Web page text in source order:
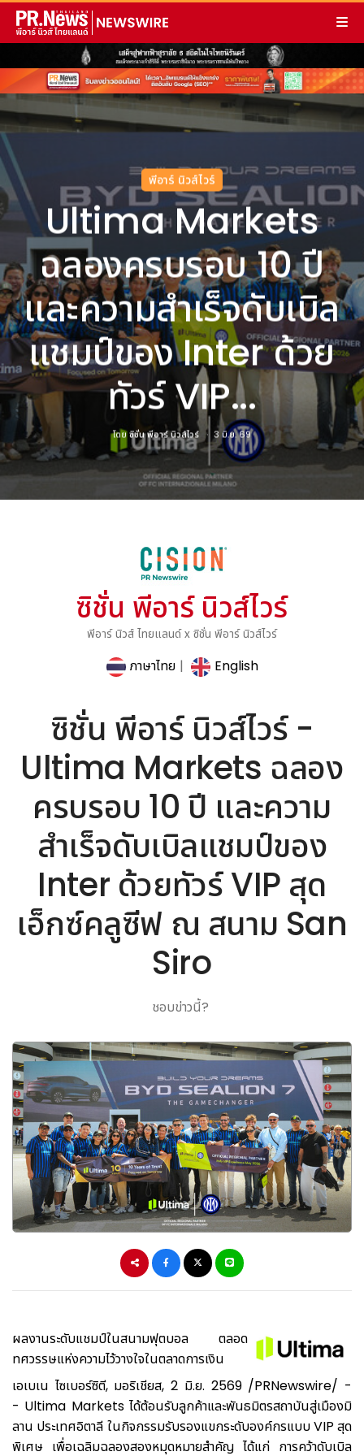
พีอาร์ นิวส์ไวร์
Ultima Markets
ฉลองครบรอบ 10 ปี
และความสำเร็จดับเบิล
แชมป์ของ Inter ด้วย
ทัวร์ VIP...
โดยซิชั่น พีอาร์ นิวส์ไวร์ 3 มิ.ย. 69
ซิชั่น พีอาร์ นิวส์ไวร์
พีอาร์ นิวส์ ไทยแลนด์ x ซิชั่น พีอาร์ นิวส์ไวร์
ภาษาไทย | English
ซิชั่น พีอาร์ นิวส์ไวร์ -
Ultima Markets ฉลอง
ครบรอบ 10 ปี และความ
สำเร็จดับเบิลแชมป์ของ
Inter ด้วยทัวร์ VIP สุด
เอ็กซ์คลูซีฟ ณ สนาม San
Siro
ชอบข่าวนี้?
ผลงานระดับแชมป์ในสนามฟุตบอล ตลอด
ทศวรรษแห่งความไว้วางใจในตลาดการเงิน
เอเบเน ไซเบอร์ซิตี, มอริเชียส, 2 มิ.ย. 2569 /PRNewswire/ -
- Ultima Markets ได้ต้อนรับลูกค้าและพันธมิตรสถาบันสู่เมืองมิ
ลาน ประเทศอิตาลี ในกิจกรรมรับรองแขกระดับองค์กรแบบ VIP สุด
พิเศษ เพื่อเฉลิมฉลองสองหมุดหมายสำคัญ ได้แก่ การคว้าดับเบิล